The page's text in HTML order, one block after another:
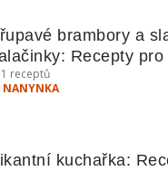
brambory a
Recepty pro
receptů
NANYNKA
kuchařka: